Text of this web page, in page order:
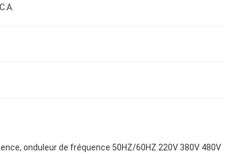
onduleur de fréquence 50HZ/60HZ 220V 380V 480V